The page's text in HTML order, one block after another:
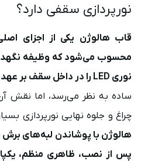
نورپردازی سقفی دارد؟
قاب هالوژن یکی از اجزای
محسوب می‌شود که وظیفه
نوری LED را در داخل سقف بر عهده دارد.
ساده به نظر می‌رسد، اما نقش
چراغ و جلوه نهایی نورپردازی
هالوژن با پوشاندن لبه‌های
پس از نصب، ظاهری منظم،